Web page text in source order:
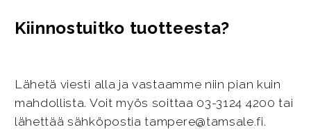
Kiinnostuitko tuotteesta?
Lähetä viesti alla ja vastaamme niin pian kuin
mahdollista. Voit myös soittaa 03-3124 4200 tai
lähettää sähköpostia tampere@tamsale.fi.